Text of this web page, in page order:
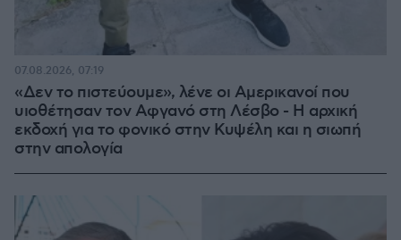
«Δεν το πιστεύουμε», λένε οι Αμερικανοί που
υιοθέτησαν τον Αφγανό στη Λέσβο - Η αρχική
εκδοχή για το φονικό στην Κυψέλη και η σιωπή
στην απολογία
07.08.2026, 07:19